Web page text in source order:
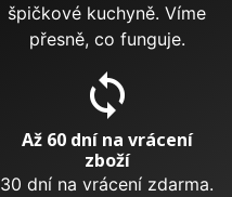
špičkové kuchyně. Víme
přesně, co funguje.
sync
Až 60 dní na vrácení
zboží
30 dní na vrácení zdarma.